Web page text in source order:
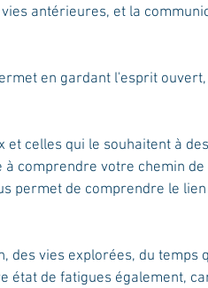
antérieures, et la
en gardant l'esprit
celles qui le souhaitent à
à comprendre votre chemin
permet de comprendre le
des vies explorées, du temps
état de fatigues également,